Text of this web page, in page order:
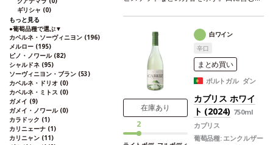
ギリシャ (0)
もっと見る
●葡萄品種で選ぶ▼
カベルネ・ソーヴィニヨン (196)
メルロー (195)
ピノ・ノワール (82)
シャルドネ (95)
ソーヴィニヨン・ブラン (53)
カベルネ・ドリオ (0)
カベルネ・ミトス (0)
ガメイ (9)
ガメイ・ノワール (0)
カラドック (1)
カリニェーナ (1)
カリニャン (11)
く調和が取れている。噛み応えのあるフィ
ニッシュに、魅惑的な泡が長く続く。
魚、白身肉、デザート、またアペリテ
ィフに最適などと好相性葡萄品種
ルザード 40%、ビカル 40%、マルヴァジ
ア・フィナ 20%
*本ヴィンテージが在庫切
れの場合、在庫があり価格が同様の場合は
自動的に次のヴィンテージに変更されま
す、ご了承ください。
在庫あり
2
白ワイン
辛口
まとめ買い
ポルトガル ダン
カブリス ホワイ
ト (2024) 750ml
カブリス
葡萄品種: エンクルザー